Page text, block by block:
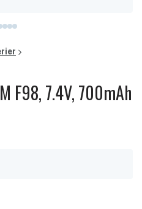
item
1
item
2
item
3
item
4
F98, 7.4V, 700mAh